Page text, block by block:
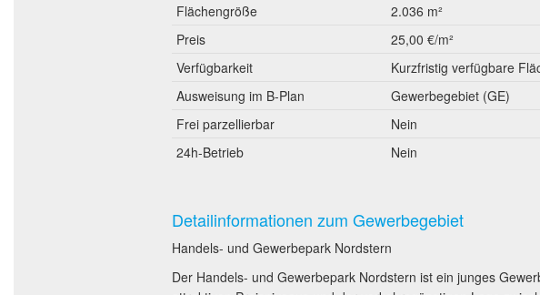
Flächengröße
2.036 m²
Preis
25,00 €/m²
Verfügbarkeit
Kurzfristig verfügbare
Ausweisung im B-Plan
Gewerbegebiet (GE)
Frei parzellierbar
Nein
24h-Betrieb
Nein
Detailinformationen zum Gewerbegebiet
Handels- und Gewerbepark Nordstern
Der Handels- und Gewerbepark Nordstern ist ein junges